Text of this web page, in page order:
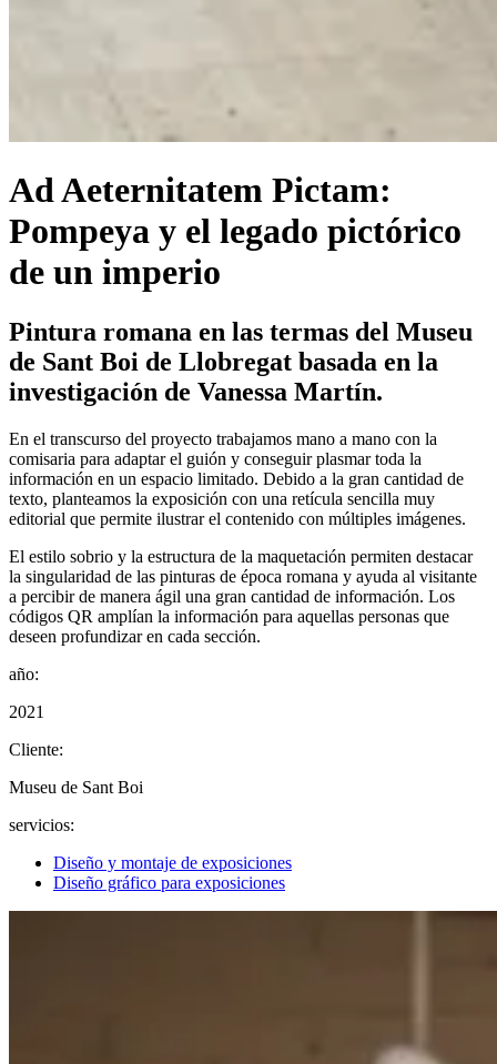
Ad Aeternitatem Pictam:
Pompeya y el legado pictórico
de un imperio
Pintura romana en las termas del Museu
de Sant Boi de Llobregat basada en la
investigación de Vanessa Martín.
En el transcurso del proyecto trabajamos mano a mano con la
comisaria para adaptar el guión y conseguir plasmar toda la
información en un espacio limitado. Debido a la gran cantidad de
texto, planteamos la exposición con una retícula sencilla muy
editorial que permite ilustrar el contenido con múltiples imágenes.
El estilo sobrio y la estructura de la maquetación permiten destacar
la singularidad de las pinturas de época romana y ayuda al visitante
a percibir de manera ágil una gran cantidad de información. Los
códigos QR amplían la información para aquellas personas que
deseen profundizar en cada sección.
año:
2021
Cliente:
Museu de Sant Boi
servicios:
Diseño y montaje de exposiciones
Diseño gráfico para exposiciones